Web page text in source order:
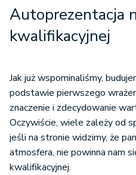
Autoprezentacja
kwalifikacyjnej
Jak już wspominaliśmy,
podstawie pierwszego
znaczenie i zdecydowanie
Oczywiście, wiele zależy od
jeśli na stronie widzimy, że
atmosfera, nie powinna nam
kwalifikacyjnej.